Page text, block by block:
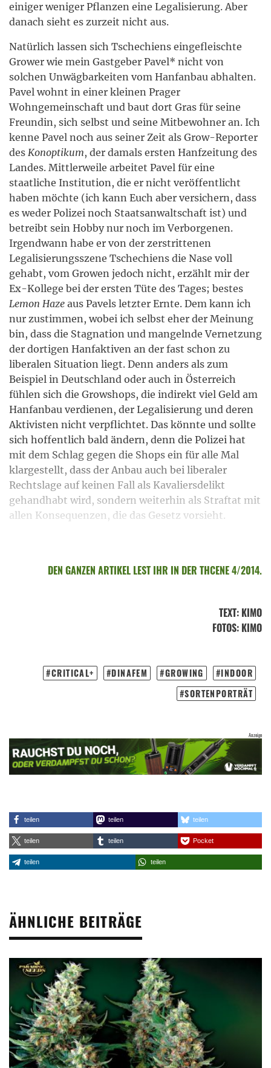
einiger weniger Pflanzen eine Legalisierung. Aber
danach sieht es zurzeit nicht aus.
Natürlich lassen sich Tschechiens eingefleischte
Grower wie mein Gastgeber Pavel* nicht von
solchen Unwägbarkeiten vom Hanfanbau abhalten.
Pavel wohnt in einer kleinen Prager
Wohngemeinschaft und baut dort Gras für seine
Freundin, sich selbst und seine Mitbewohner an. Ich
kenne Pavel noch aus seiner Zeit als Grow-Reporter
des Konoptikum, der damals ersten Hanfzeitung des
Landes. Mittlerweile arbeitet Pavel für eine
staatliche Institution, die er nicht veröffentlicht
haben möchte (ich kann Euch aber versichern, dass
es weder Polizei noch Staatsanwaltschaft ist) und
betreibt sein Hobby nur noch im Verborgenen.
Irgendwann habe er von der zerstrittenen
Legalisierungsszene Tschechiens die Nase voll
gehabt, vom Growen jedoch nicht, erzählt mir der
Ex-Kollege bei der ersten Tüte des Tages; bestes
Lemon Haze aus Pavels letzter Ernte. Dem kann ich
nur zustimmen, wobei ich selbst eher der Meinung
bin, dass die Stagnation und mangelnde Vernetzung
der dortigen Hanfaktiven an der fast schon zu
liberalen Situation liegt. Denn anders als zum
Beispiel in Deutschland oder auch in Österreich
fühlen sich die Growshops, die indirekt viel Geld am
Hanfanbau verdienen, der Legalisierung und deren
Aktivisten nicht verpflichtet. Das könnte und sollte
sich hoffentlich bald ändern, denn die Polizei hat
mit dem Schlag gegen die Shops ein für alle Mal
klargestellt, dass der Anbau auch bei liberaler
Rechtslage auf keinen Fall als Kavaliersdelikt
gehandhabt wird, sondern weiterhin als Straftat mit
allen Konsequenzen, die das Gesetz vorsieht.
DEN GANZEN ARTIKEL LEST IHR IN DER THCENE 4/2014.
TEXT: KIMO
FOTOS: KIMO
CRITICAL+ DINAFEM GROWING
INDOOR
SORTENPORTRÄT
teilen teilen teilen
teilen teilen Pocket
teilen teilen
ÄHNLICHE BEITRÄGE